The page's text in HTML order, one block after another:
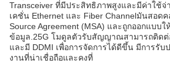
Transceiver ที่มีประสิทธิภาพสูงและมีค่าใช้
เคชั่น Ethernet และ Fiber Channelมันสอดค
Source Agreement (MSA) และถูกออกแบบ
ข้อมูล.25G โมดูลตัวรับสัญญาณสามารถติดต่
และมี DDMI เพื่อการจัดการได้ดีขึ้น มีการรับ
งานที่น่าเชื่อถือและคงที่